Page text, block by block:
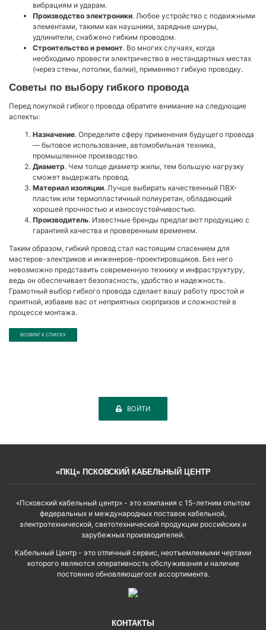
вибрациям и ударам.
Производство электроники. Любое устройство с подвижными
элементами, такими как наушники, зарядные шнуры,
удлинители, снабжено гибким проводом.
Строительство и ремонт. Во многих случаях, когда
необходимо провести электричество в нестандартных местах
(через стены, потолки, балки), применяют гибкую проводку.
Советы по выбору гибкого провода
Перед покупкой гибкого провода обратите внимание на следующие
аспекты:
Назначение. Определите сферу применения будущего провода
— бытовое использование, автомобильная техника,
промышленное производство.
Диаметр. Чем толще диаметр жилы, тем большую нагрузку
сможет выдержать провод.
Материал изоляции. Лучше выбирать качественный ПВХ-
пластик или термопластичный полиуретан, обладающий
хорошей прочностью и износоустойчивостью.
Производитель. Известные бренды предлагают продукцию с
гарантией качества и проверенным временем.
Таким образом, гибкий провод стал настоящим спасением для
мастеров-электриков и инженеров-проектировщиков. Без него
невозможно представить современную технику и инфраструктуру,
ведь он обеспечивает безопасность, удобство и надежность.
Грамотный выбор гибкого провода сделает вашу работу простой и
приятной, избавив вас от неприятных сюрпризов и сложностей в
процессе монтажа.
ВОЗВРАТ К СПИСКУ
ВОЙТИ
«ПКЦ» ПСКОВСКИЙ КАБЕЛЬНЫЙ ЦЕНТР
«Псковский кабельный центр» - это компания с 15-летним опытом
федеральных и международных поставок кабельной,
электротехнической, светотехнической продукции российских и
зарубежных производителей.
Кабельный Центр - это отличный сервис, неотъемлемыми чертами
которого являются оперативность обслуживания и наличие
постоянно обновляющегося ассортимента.
КОНТАКТЫ